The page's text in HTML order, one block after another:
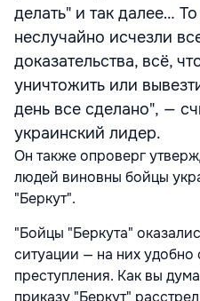
делать" и так далее…
неслучайно исчезли
доказательства, всё,
уничтожить или
день все сделано", —
украинский лидер.
Он также опроверг
людей виновны бойцы
"Беркут".
"Бойцы "Беркута"
ситуации — на них удобно
преступления. Как вы
приказу "Беркут"